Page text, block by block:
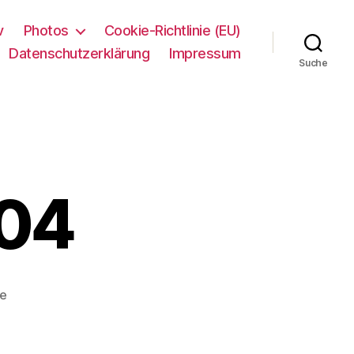
Photos
Cookie-Richtlinie (EU)
Datenschutzerklärung
Impressum
Suche